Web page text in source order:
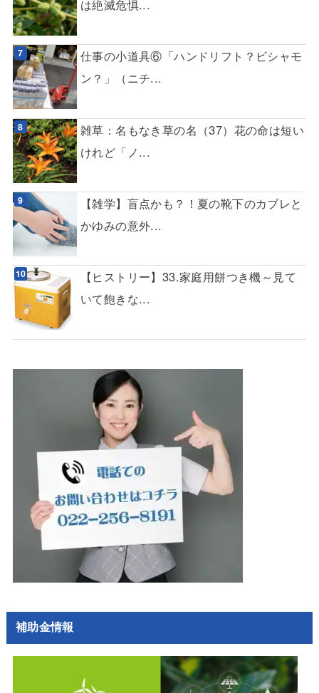
は絶滅危惧...
仕事の小道具⑥「ハンドリフト？ビシャモ
ン？」（ニチ...
雑草：名もなき草の名（37）花の命は短い
けれど「ノ...
【雑学】盲点かも？！夏の靴下のカブレと
かゆみの意外...
【ヒストリー】33.家庭用餅つき機～見て
いて飽きな...
補助金情報